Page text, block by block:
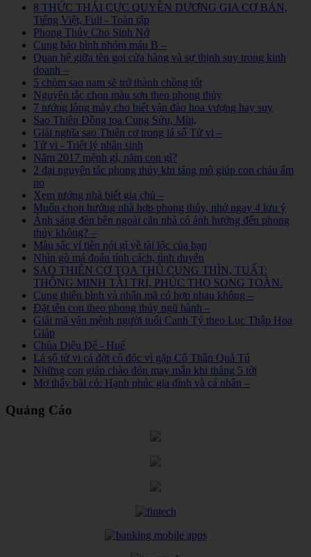
8 THỨC THÁI CỰC QUYỀN DƯƠNG GIA CƠ BẢN,
Tiếng Việt, Full - Toàn tập
Phong Thủy Cho Sinh Nở
Cung bảo bình nhóm máu B –
Quan hệ giữa tên gọi cửa hàng và sự thịnh suy trong kinh
doanh –
5 chòm sao nam sẽ trở thành chồng tốt
Nguyên tắc chọn màu sơn theo phong thủy
7 tướng lông mày cho biết vận đào hoa vượng hay suy
Sao Thiên Đồng tọa Cung Sửu, Mùi,
Giải nghĩa sao Thiên cơ trong lá số Tử vi –
Tử vi - Triết lý nhân sinh
Năm 2017 mệnh gì, năm con gì?
2 đại nguyên tắc phong thủy khi táng mộ giúp con cháu ấm
no
Xem tướng nhà biết gia chủ –
Muốn chọn hướng nhà hợp phong thủy, nhớ ngay 4 lưu ý
Ánh sáng đèn bên ngoài căn nhà có ảnh hưởng đến phong
thủy không? –
Màu sắc ví tiền nói gì về tài lộc của bạn
Nhìn gò má đoán tính cách, tình duyên
SAO THIÊN CƠ TỌA THỦ CUNG THÌN, TUẤT:
THÔNG MINH TÀI TRÍ, PHÚC THỌ SONG TOÀN.
Cung thiên bình và nhân mã có hợp nhau không –
Đặt tên con theo phong thủy ngũ hành –
Giải mã vận mệnh người tuổi Canh Tý theo Lục Thập Hoa
Giáp
Chùa Diệu Đế - Huế
Lá số tử vi cả đời cô độc vì gặp Cô Thần Quả Tú
Những con giáp chào đón may mắn khi tháng 5 tới
Mơ thấy bãi cỏ: Hạnh phúc gia đình và cá nhân –
Quảng Cáo